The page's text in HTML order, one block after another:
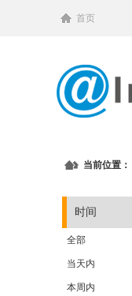
首页
当前位置：
时间
全部
当天内
本周内